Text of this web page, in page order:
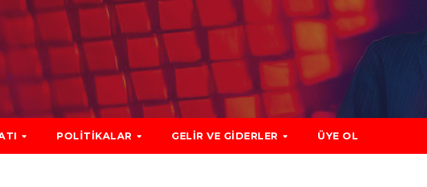
POLITIKALAR GELIR VE GIDERLER ÜYE OL